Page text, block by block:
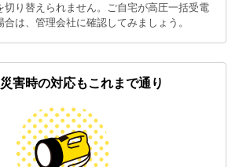
切り替えられません。ご自宅が高圧一括受電
は、管理会社に確認してみましょう。
害時の対応もこれまで通り